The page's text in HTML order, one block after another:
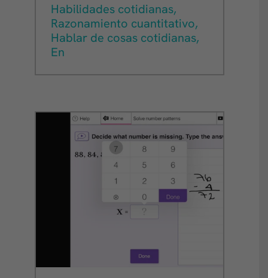
Habilidades cotidianas,
Razonamiento cuantitativo,
Hablar de cosas cotidianas,
En